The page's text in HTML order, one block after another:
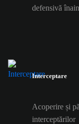
defensivă
Interceptare
Acoperire și
interceptărilor